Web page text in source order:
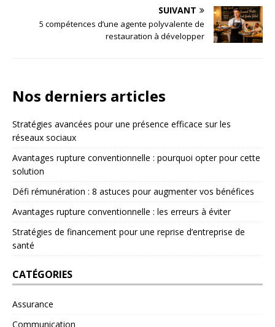
SUIVANT
5 compétences d’une agente polyvalente de
restauration à développer
Nos derniers articles
Stratégies avancées pour une présence efficace sur les
réseaux sociaux
Avantages rupture conventionnelle : pourquoi opter pour cette
solution
Défi rémunération : 8 astuces pour augmenter vos bénéfices
Avantages rupture conventionnelle : les erreurs à éviter
Stratégies de financement pour une reprise d’entreprise de
santé
CATÉGORIES
Assurance
Communication